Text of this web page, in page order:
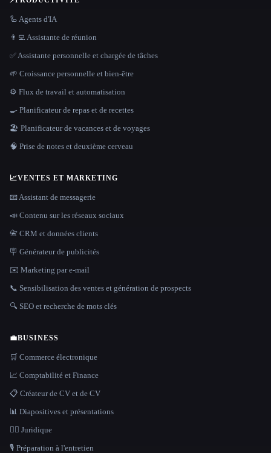
🦾 Agents d'IA
👨‍💻 Assistante de réunion
✅ Assistante personnelle et chargée de tâches
🌱 Croissance personnelle et bien-être
⚙️ Flux de travail et automatisation
🍳 Planificateur de repas et de recettes
🏖 Planificateur de vacances et de voyages
🧠 Prise de notes et deuxième cerveau
📈VENTES ET MARKETING
📧 Assistant de messagerie
📣 Contenu sur les réseaux sociaux
📇 CRM et données clients
🪧 Générateur de publicités
✉️ Marketing par e-mail
📞 Sensibilisation des ventes et génération de prospects
🔍 SEO et recherche de mots clés
💼BUSINESS
🛒 Commerce électronique
📈 Comptabilité et Finance
📋 Créateur de CV et de CV
📊 Diapositives et présentations
👩‍⚖️ Juridique
🎙️ Préparation à l'entretien